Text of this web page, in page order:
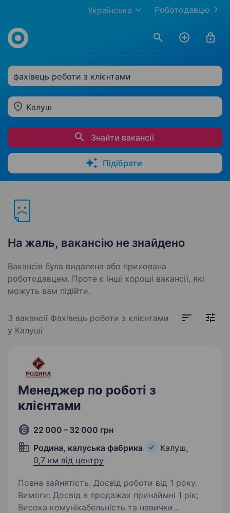
Роботодавцю
Українська
фахівець роботи з клієнтами
Калуш
Знайти вакансії
Підібрати
На жаль, вакансію не знайдено
Вакансія була видалена або прихована
роботодавцем. Проте є інші хороші вакансії, які
можуть вам підійти.
3 вакансії Фахівець роботи з клієнтами
у Калуші
Менеджер по роботі з
клієнтами
22 000 – 32 000 грн
Родина, калуська фабрика
Калуш,
0,7 км від центру
Повна зайнятість. Досвід роботи від 1 року.
Вимоги: Досвід в продажах принаймні 1 рік;
Висока комунікабельність та навички